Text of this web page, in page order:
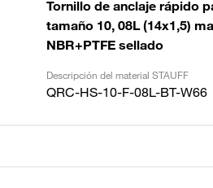
Tornillo de anclaje rápido
tamaño 10, 08L (14x1,5)
NBR+PTFE sellado
Descripción del material STAUFF
QRC-HS-10-F-08L-BT-W66